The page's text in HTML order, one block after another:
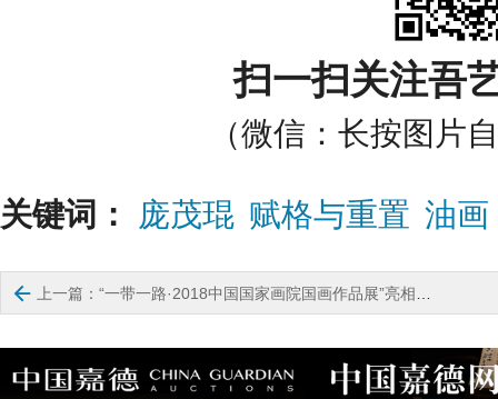
扫一扫关注吾
（微信：长按图片
关键词： 庞茂琨 赋格与重置 油画
 上一篇：“一带一路·2018中国国家画院国画作品展”亮相青州